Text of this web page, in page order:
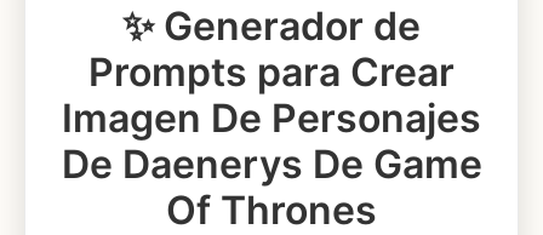
✨ Generador de
Prompts para Crear
Imagen De Personajes
De Daenerys De Game
Of Thrones